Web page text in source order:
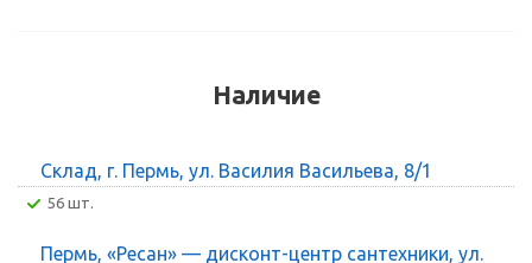
Наличие
Склад, г. Пермь, ул. Василия Васильева, 8/1
56 шт.
Пермь, «Ресан» — дисконт-центр сантехники, ул.